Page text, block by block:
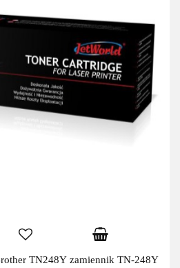
TN248Y zamiennik TN-248Y